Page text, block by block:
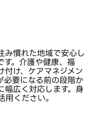
み慣れた地域で安心し
す。介護や健康、福
付け、ケアマネジメン
必要になる前の段階か
幅広く対応します。身
ください。